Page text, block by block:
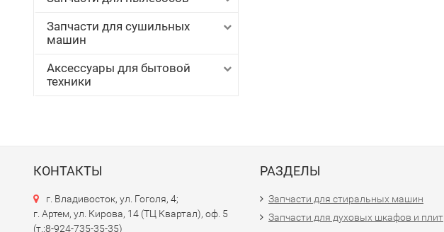
Запчасти для сушильных
машин
Аксессуары для бытовой
техники
КОНТАКТЫ
г. Владивосток, ул. Гоголя, 4;
г. Артем, ул. Кирова, 14 (ТЦ Квартал), оф. 5
(т.:8-924-735-35-35)
РАЗДЕЛЫ
Запчасти для стиральных машин
Запчасти для духовых шкафов и плит